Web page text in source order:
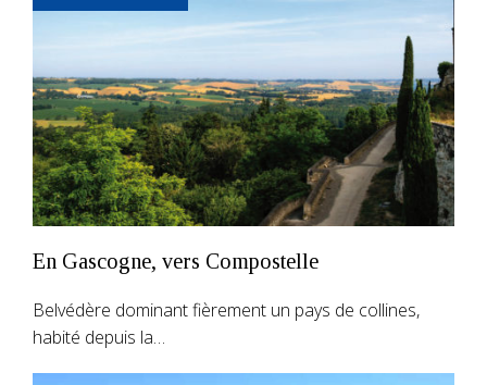
En Gascogne, vers Compostelle
Belvédère dominant fièrement un pays de collines,
habité depuis la…